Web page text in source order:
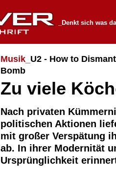
_Denkt sich was
Musik_ U2 - How to
Bomb
Zu viele
Nach privaten
politischen Aktionen
mit großer Verspätung
ab. In ihrer Modernität
Ursprünglichkeit